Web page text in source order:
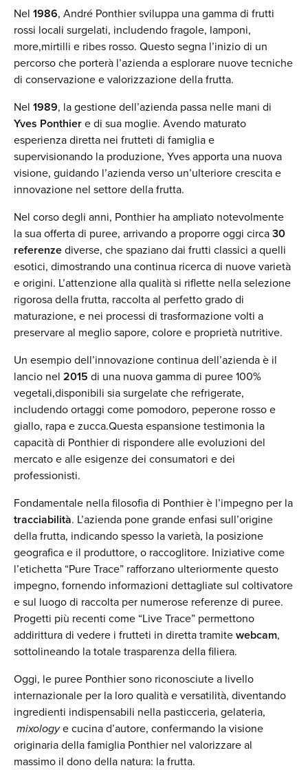
Nel 1986, André Ponthier sviluppa una gamma di frutti
rossi locali surgelati, includendo fragole, lamponi,
more,mirtilli e ribes rosso. Questo segna l’inizio di un
percorso che porterà l’azienda a esplorare nuove tecniche
di conservazione e valorizzazione della frutta.
Nel 1989, la gestione dell’azienda passa nelle mani di
Yves Ponthiere di sua moglie. Avendo maturato
esperienza diretta nei frutteti di famiglia e
supervisionando la produzione, Yves apporta una nuova
visione, guidando l’azienda verso un’ulteriore crescita e
innovazione nel settore della frutta.
Nel corso degli anni, Ponthier ha ampliato notevolmente
la sua offerta di puree, arrivando a proporre oggi circa30
referenzediverse, che spaziano dai frutti classici a quelli
esotici, dimostrando una continua ricerca di nuove varietà
e origini. L’attenzione alla qualità si riflette nella selezione
rigorosa della frutta, raccolta al perfetto grado di
maturazione, e nei processi di trasformazione volti a
preservare al meglio sapore, colore e proprietà nutritive.
Un esempio dell’innovazione continua dell’azienda è il
lancio nel 2015 di una nuova gamma di puree 100%
vegetali,disponibili sia surgelate che refrigerate,
includendo ortaggi come pomodoro, peperone rosso e
giallo, rapa e zucca.Questa espansione testimonia la
capacità di Ponthier di rispondere alle evoluzioni del
mercato e alle esigenze dei consumatori e dei
professionisti.
Fondamentale nella filosofia di Ponthier è l’impegno per la
tracciabilità. L’azienda pone grande enfasi sull’origine
della frutta, indicando spesso la varietà, la posizione
geografica e il produttore, o raccoglitore. Iniziative come
l’etichetta “Pure Trace” rafforzano ulteriormente questo
impegno, fornendo informazioni dettagliate sul coltivatore
e sul luogo di raccolta per numerose referenze di puree.
Progetti più recenti come “Live Trace” permettono
addirittura di vedere i frutteti in diretta tramitewebcam,
sottolineando la totale trasparenza della filiera.
Oggi, le puree Ponthier sono riconosciute a livello
internazionale per la loro qualità e versatilità, diventando
ingredienti indispensabili nella pasticceria, gelateria,
mixologye cucina d’autore, confermando la visione
originaria della famiglia Ponthier nel valorizzare al
massimo il dono della natura: la frutta.